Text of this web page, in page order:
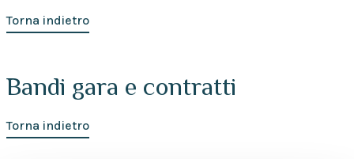
Torna indietro
Bandi gara e contratti
Torna indietro